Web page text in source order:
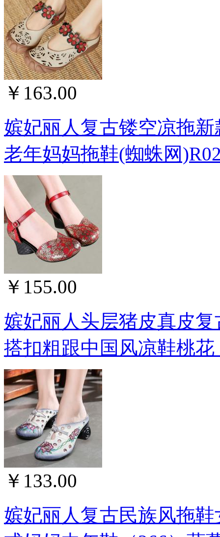
￥163.00
嫔妃丽人复古镂空凉拖
老年妈妈拖鞋(蜘蛛网
￥155.00
嫔妃丽人头层猪皮真皮
搭扣粗跟中国风凉鞋桃花
￥133.00
嫔妃丽人复古民族风拖